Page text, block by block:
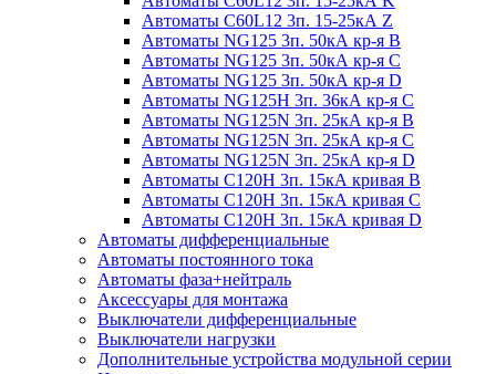
Автоматы C60L12 3п. 15-25кА Z
Автоматы NG125 3п. 50кА кр-я B
Автоматы NG125 3п. 50кА кр-я C
Автоматы NG125 3п. 50кА кр-я D
Автоматы NG125H 3п. 36кА кр-я C
Автоматы NG125N 3п. 25кА кр-я B
Автоматы NG125N 3п. 25кА кр-я C
Автоматы NG125N 3п. 25кА кр-я D
Автоматы С120Н 3п. 15кА кривая B
Автоматы С120Н 3п. 15кА кривая C
Автоматы С120Н 3п. 15кА кривая D
Автоматы дифференциальные
Автоматы постоянного тока
Автоматы фаза+нейтраль
Аксессуары для монтажа
Выключатели дифференциальные
Выключатели нагрузки
Дополнительные устройства модульной серии